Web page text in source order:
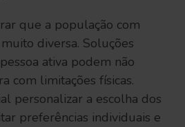
que a população com
diversa. Soluções
ativa podem não
com limitações físicas.
personalizar a escolha dos
preferências individuais e